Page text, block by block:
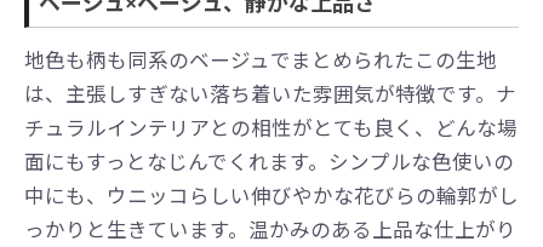
地色も柄も同系のベージュでまとめられたこの生地
は、主張しすぎない落ち着いた雰囲気が特徴です。ナ
チュラルインテリアとの相性がとても良く、どんな場
面にもすっとなじんでくれます。シンプルな色使いの
中にも、ウニッコらしい伸びやかな花びらの輪郭がし
っかりと生きています。温かみのある上品な仕上がり